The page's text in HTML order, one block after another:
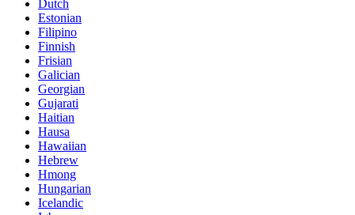
Dutch
Estonian
Filipino
Finnish
Frisian
Galician
Georgian
Gujarati
Haitian
Hausa
Hawaiian
Hebrew
Hmong
Hungarian
Icelandic